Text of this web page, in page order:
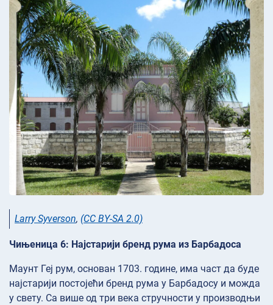
Larry Syverson, (CC BY-SA 2.0)
Чињеница 6: Најстарији бренд рума из Барбадоса
Маунт Геј рум, основан 1703. године, има част да буде
најстарији постојећи бренд рума у Барбадосу и можда
у свету. Са више од три века стручности у производњи